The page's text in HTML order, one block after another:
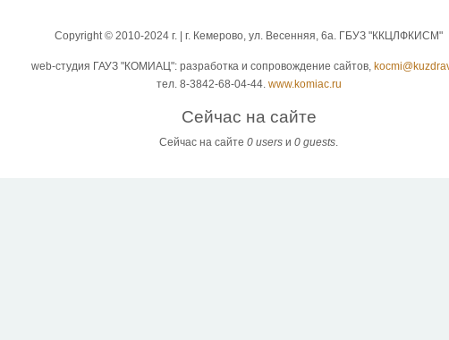
Copyright © 2010-2024 г. | г. Кемерово, ул. Весенняя, 6а. ГБУЗ "ККЦЛФКИСМ"
web-студия ГАУЗ "КОМИАЦ": разработка и сопровождение сайтов,
тел. 8-3842-68-04-44. www.komiac.ru
Сейчас на сайте
Сейчас на сайте 0 users и 0 guests